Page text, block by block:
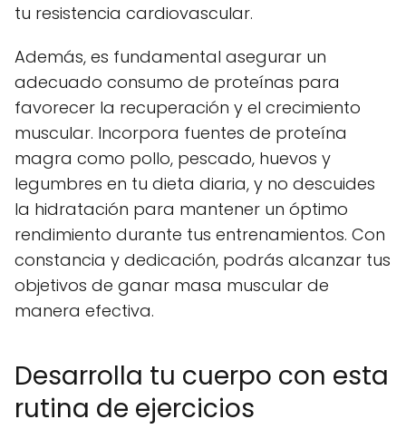
tu resistencia cardiovascular.
Además, es fundamental asegurar un
adecuado consumo de proteínas para
favorecer la recuperación y el crecimiento
muscular. Incorpora fuentes de proteína
magra como pollo, pescado, huevos y
legumbres en tu dieta diaria, y no descuides
la hidratación para mantener un óptimo
rendimiento durante tus entrenamientos. Con
constancia y dedicación, podrás alcanzar tus
objetivos de ganar masa muscular de
manera efectiva.
Desarrolla tu cuerpo con esta
rutina de ejercicios